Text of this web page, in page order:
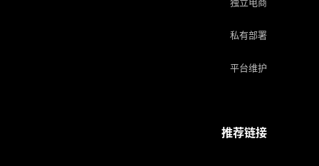
独立电商
私有部署
平台维护
推荐链接